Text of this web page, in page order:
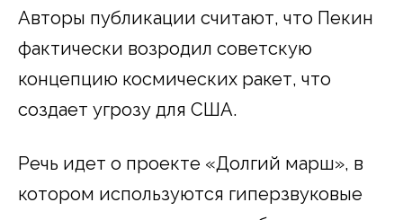
Авторы публикации считают, что Пекин
фактически возродил советскую
концепцию космических ракет, что
создает угрозу для США.
Речь идет о проекте «Долгий марш», в
котором используются гиперзвуковые